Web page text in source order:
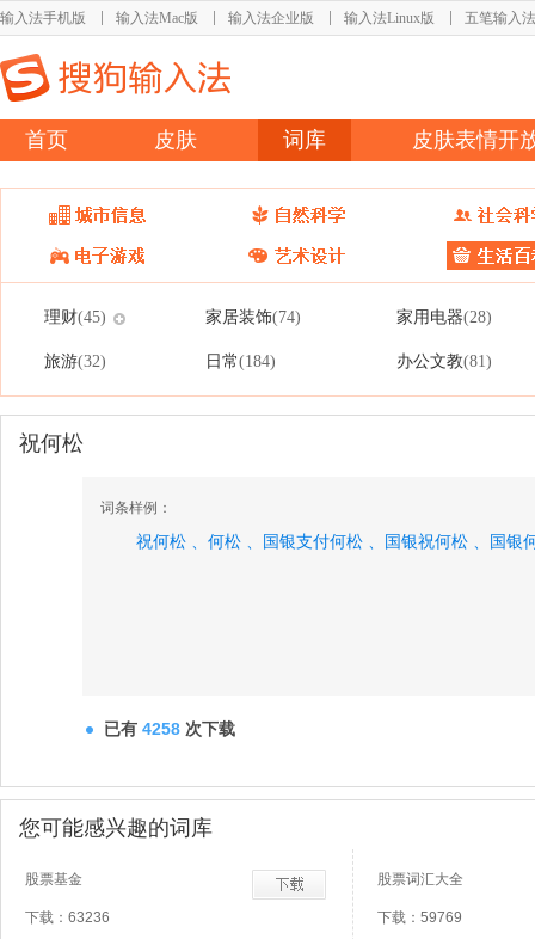
输入法手机版 输入法Mac版 输入法企业版 输入法Linux版 五笔输入法
首页 皮肤 词库 皮肤表情开
理财(45) 家居装饰(74) 家用电器(28)
旅游(32) 日常(184) 办公文教(81)
祝何松
词条样例：
祝何松 、 何松 、 国银支付何松 、 国银祝何松 、 国银
已有 4258 次下载
您可能感兴趣的词库
股票基金
下载：63236
股票词汇大全
下载：59769